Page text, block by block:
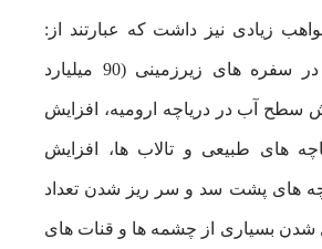
زیادی نیز داشت که عبارتند از:
افزایش نفوذ آب در سفره های زیرزمینی (90 میلیارد
سطح آب در دریاچه ارومیه، افزایش
های طبیعی و تالاب ها، افزایش
های پشت سد و سر ریز شدن تعداد
شدن بسیاری از چشمه ها و قنات های